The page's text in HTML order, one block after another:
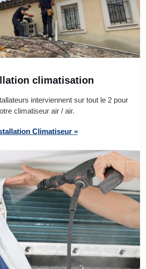
climatisation
interviennent sur tout le 2 pour
climatiseur air / air.
Climatiseur »